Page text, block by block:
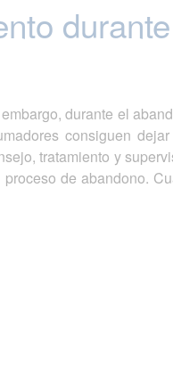
durante el
consiguen
tratamiento y
de abandono.